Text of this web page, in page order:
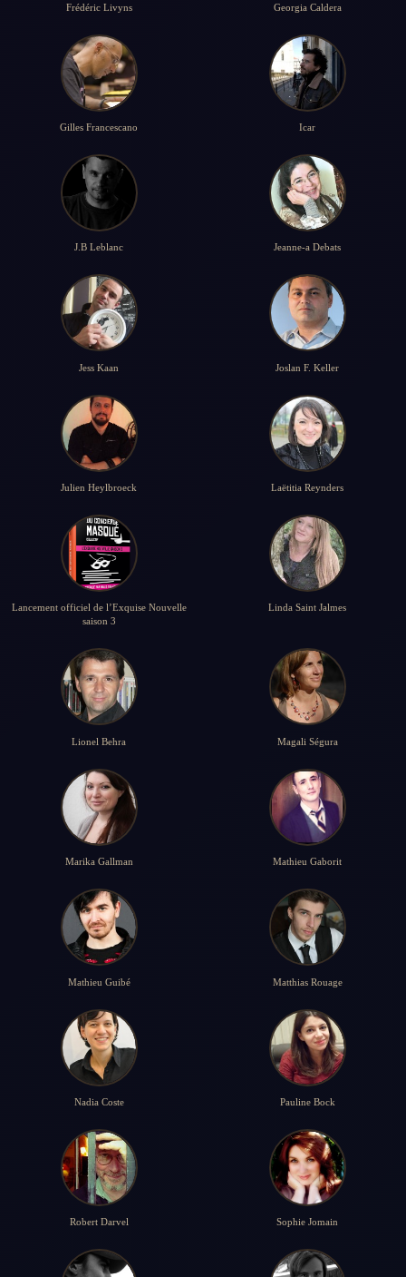
Frédéric Livyns Georgia Caldera
Gilles Francescano Icar
J.B Leblanc Jeanne-a Debats
Jess Kaan Joslan F. Keller
Julien Heylbroeck Laëtitia Reynders
Lancement officiel de l’Exquise Nouvelle
saison 3
Linda Saint Jalmes
Lionel Behra Magali Ségura
Marika Gallman Mathieu Gaborit
Mathieu Guibé Matthias Rouage
Nadia Coste Pauline Bock
Robert Darvel Sophie Jomain